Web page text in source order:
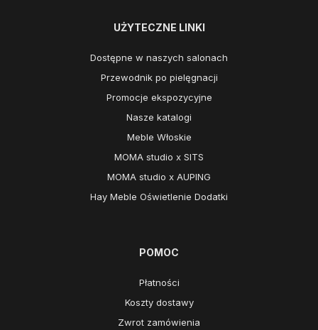
UŻYTECZNE LINKI
Dostępne w naszych salonach
Przewodnik po pielęgnacji
Promocje ekspozycyjne
Nasze katalogi
Meble Włoskie
MOMA studio x SITS
MOMA studio x AUPING
Hay Meble Oświetlenie Dodatki
POMOC
Płatności
Koszty dostawy
Zwrot zamówienia